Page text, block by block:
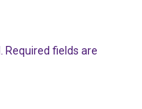
Required fields are